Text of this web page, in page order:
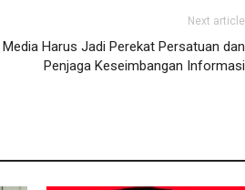
Next article
Media Harus Jadi Perekat Persatuan dan
Penjaga Keseimbangan Informasi